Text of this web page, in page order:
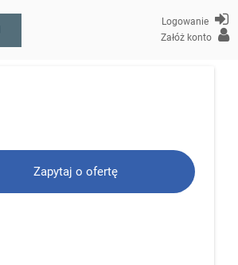
Logowanie
Załóż konto
Zapytaj o ofertę